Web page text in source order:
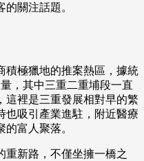
關注話題。
積極獵地的推案熱區，據統
，其中三重二重埔段一直
這裡是三重發展相對早的繁
也吸引產業進駐，附近醫療
富人聚落。
重新路，不僅坐擁一橋之